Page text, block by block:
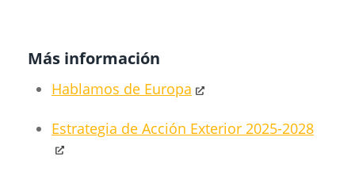
Más información
Hablamos de Europa
Estrategia de Acción Exterior 2025-2028